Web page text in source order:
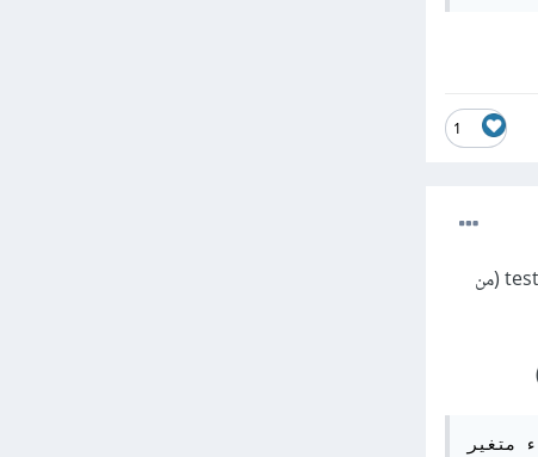
1
أنت تريد معرفة إن كان المستخدم قد سجل دخول أم لا عن طريق الاحتفاظ بقيمة token التي هي باسم testing (من
متغير